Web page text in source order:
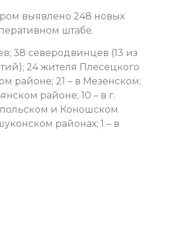
выявлено 248 новых
штабе.
38 северодвинцев (13 из
24 жителя Плесецкого
районе; 21 – в Мезенском;
районе; 10 – в г.
и Коношском
районах; 1 – в